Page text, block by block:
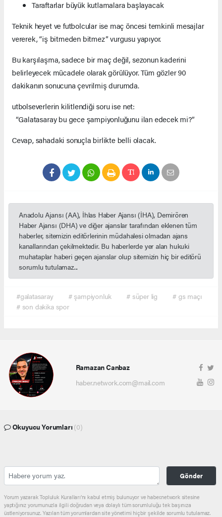
Taraftarlar büyük kutlamalara başlayacak
Teknik heyet ve futbolcular ise maç öncesi temkinli mesajlar
vererek, “iş bitmeden bitmez” vurgusu yapıyor.
Bu karşılaşma, sadece bir maç değil, sezonun kaderini
belirleyecek mücadele olarak görülüyor. Tüm gözler 90
dakikanın sonucuna çevrilmiş durumda.
utbolseverlerin kilitlendiği soru ise net:
“Galatasaray bu gece şampiyonluğunu ilan edecek mi?”
Cevap, sahadaki sonuçla birlikte belli olacak.
Anadolu Ajansı (AA), İhlas Haber Ajansı (İHA), Demirören
Haber Ajansı (DHA) ve diğer ajanslar tarafından eklenen tüm
haberler, sitemizin editörlerinin müdahalesi olmadan ajans
kanallarından çekilmektedir. Bu haberlerde yer alan hukuki
muhataplar haberi geçen ajanslar olup sitemizin hiç bir editörü
sorumlu tutulamaz...
#galatasaray # şampiyonluk # süper lig
# gs maçı
# son dakika spor
Ramazan Canbaz
haber.network.com@mail.com
Okuyucu Yorumları (0)
Gönder
Yorum yazarak Topluluk Kuralları’nı kabul etmiş bulunuyor ve haber.network sitesine
yaptığınız yorumunuzla ilgili doğrudan veya dolaylı tüm sorumluluğu tek başınıza
üstleniyorsunuz. Yazılan tüm yorumlardan site yönetimi hiçbir şekilde sorumlu tutulamaz.